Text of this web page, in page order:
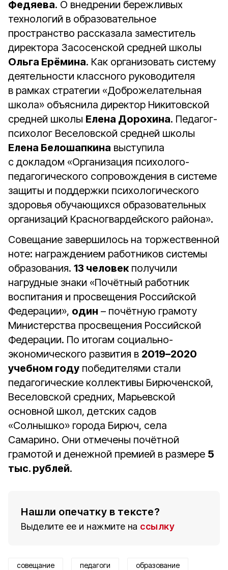
Федяева. О внедрении бережливых
технологий в образовательное
пространство рассказала заместитель
директора Засосенской средней школы
Ольга Ерёмина. Как организовать систему
деятельности классного руководителя
в рамках стратегии «Доброжелательная
школа» объяснила директор Никитовской
средней школы Елена Дорохина. Педагог-
психолог Веселовской средней школы
Елена Белошапкина выступила
с докладом «Организация психолого-
педагогического сопровождения в системе
защиты и поддержки психологического
здоровья обучающихся образовательных
организаций Красногвардейского района».
Совещание завершилось на торжественной
ноте: награждением работников системы
образования. 13 человекполучили
нагрудные знаки «Почётный работник
воспитания и просвещения Российской
Федерации», один – почётную грамоту
Министерства просвещения Российской
Федерации. По итогам социально-
экономического развития в 2019–2020
учебном году победителями стали
педагогические коллективы Бирюченской,
Веселовской средних, Марьевской
основной школ, детских садов
«Солнышко» города Бирюч, села
Самарино. Они отмечены почётной
грамотой и денежной премией в размере 5
тыс. рублей.
Нашли опечатку в тексте?
Выделите ее и нажмите на ссылку
совещание педагоги образование